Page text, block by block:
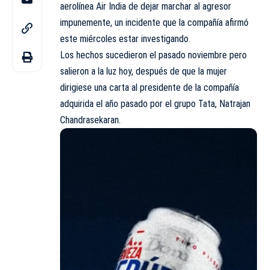
aerolínea Air India de dejar marchar al agresor
impunemente, un incidente que la compañía afirmó
este miércoles estar investigando.
Los hechos sucedieron el pasado noviembre pero
salieron a la luz hoy, después de que la mujer
dirigiese una carta al presidente de la compañía
adquirida el año pasado por el grupo Tata, Natrajan
Chandrasekaran.